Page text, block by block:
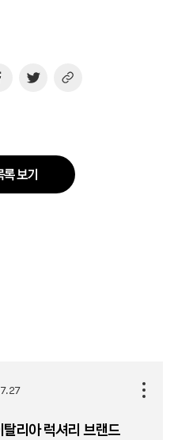
록 보기
리아 럭셔리 브랜드